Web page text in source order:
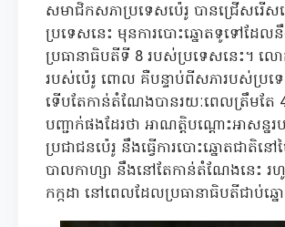
សមាជិកសភាប្រទេសប៉េរូ បានជ្រើសរើ
ប្រទេសនេះ មុនការបោះឆ្នោតទូទៅដែលនឹ
ប្រធានាធិបតីទី 8 របស់ប្រទេសនេះ។ ល
របស់ប៉េរូ ពោល គឺបន្ទាប់ពីសភារបស់ប្រទ
ទើបតែកាន់តំណែងបានរយៈពេលត្រឹមតែ
បញ្ជាក់ផងដែរថា អាណត្តិបណ្ដោះអាស
ប្រជាជនប៉េរូ នឹងធ្វើការបោះឆ្នោតជាតិ
បាលកាហ្សា នឹងនៅតែកាន់តំណែងនេះ រហូ
កក្កដា នៅពេលដែលប្រធានាធិបតីជាប់ឆ្